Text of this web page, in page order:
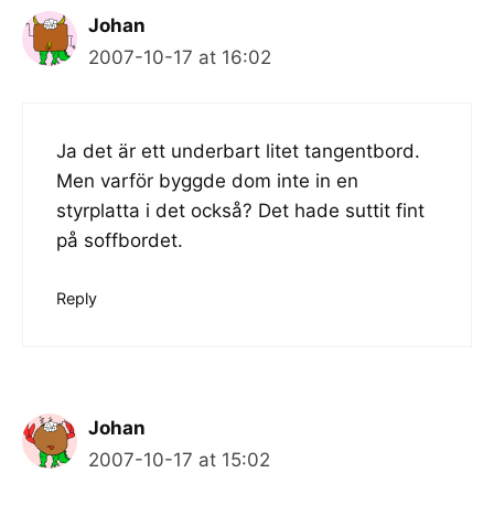
Johan
2007-10-17 at 16:02
Ja det är ett underbart litet tangentbord.
Men varför byggde dom inte in en
styrplatta i det också? Det hade suttit fint
på soffbordet.
Reply
Johan
2007-10-17 at 15:02